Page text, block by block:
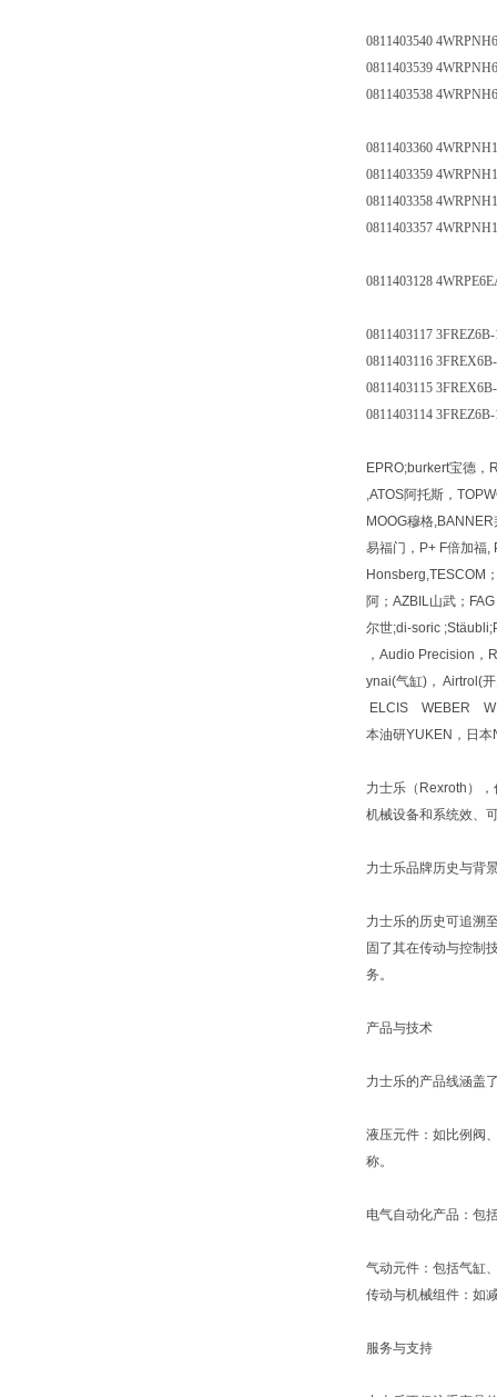
0811403540
0811403539
0811403538
0811403360
0811403359
0811403358
0811403357
0811403128
0811403117
0811403116
0811403115
0811403114
EPRO;burkert宝德，
,ATOS阿托斯，
MOOG穆格
易福门，P+ F倍加福,
Honsberg,TESCOM
阿；AZBIL山武；
尔世;di-soric
，Audio Precision
ynai(气缸)， Airtrol(
ELCIS WEBER
本油研YUKEN，日本
力士乐（Rexroth）
机械设备和系统效、
力士乐品牌历史与背
力士乐的历史可追溯
固了其在传动与控制
务。
产品与技术
力士乐的产品线涵盖
液压元件：如比例阀
称。
电气自动化产品：包
气动元件：包括气缸
传动与机械组件：如
服务与支持